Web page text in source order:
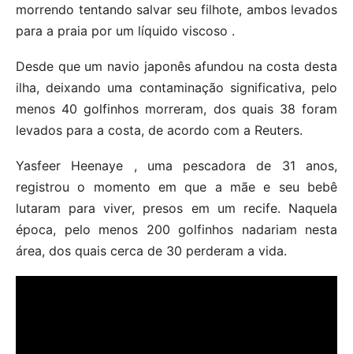
morrendo tentando salvar seu filhote, ambos levados
para a praia por um líquido viscoso .
Desde que um navio japonês afundou na costa desta
ilha, deixando uma contaminação significativa, pelo
menos 40 golfinhos morreram, dos quais 38 foram
levados para a costa, de acordo com a Reuters.
Yasfeer Heenaye , uma pescadora de 31 anos,
registrou o momento em que a mãe e seu bebê
lutaram para viver, presos em um recife. Naquela
época, pelo menos 200 golfinhos nadariam nesta
área, dos quais cerca de 30 perderam a vida.